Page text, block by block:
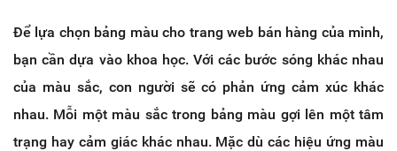
Để lựa chọn bảng màu cho trang web bán hàng của mình,
bạn cần dựa vào khoa học. Với các bước sóng khác nhau
của màu sắc, con người sẽ có phản ứng cảm xúc khác
nhau. Mỗi một màu sắc trong bảng màu gợi lên một tâm
trạng hay cảm giác khác nhau. Mặc dù các hiệu ứng màu